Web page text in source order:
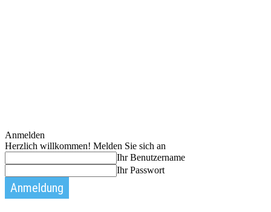
Anmelden
Herzlich willkommen! Melden Sie sich an
Ihr Benutzername
Ihr Passwort